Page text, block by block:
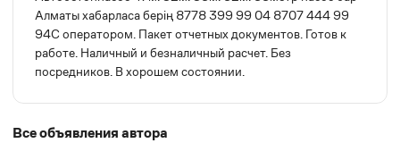
Алматы хабарласа берің 8778 399 99 04 8707 444 99
94С оператором. Пакет отчетных документов. Готов к
работе. Наличный и безналичный расчет. Без
посредников. В хорошем состоянии.
Все объявления автора